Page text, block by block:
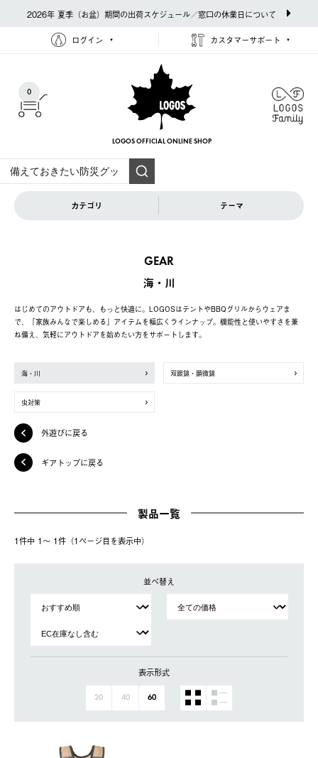
2026年 夏季（お盆）期間の出荷スケジュール／窓口の休業日について
ログイン カスタマーサポート
0
LOGOS OFFICIAL ONLINE SHOP
カテゴリ テーマ
GEAR
海・川
はじめてのアウトドアも、もっと快適に。LOGOSはテントやBBQグリルからウェアま
で、「家族みんなで楽しめる」アイテムを幅広くラインナップ。機能性と使いやすさを兼
ね備え、気軽にアウトドアを始めたい方をサポートします。
海・川 双眼鏡・顕微鏡
虫対策
外遊びに戻る
ギアトップに戻る
製品一覧
1件中 1〜 1件（1ページ⽬を表⽰中）
並べ替え
表示形式
20 40 60